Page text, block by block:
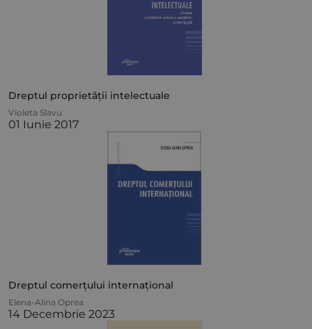
Dreptul proprietății intelectuale
Violeta Slavu
01 Iunie 2017
Dreptul comerțului internațional
Elena-Alina Oprea
14 Decembrie 2023